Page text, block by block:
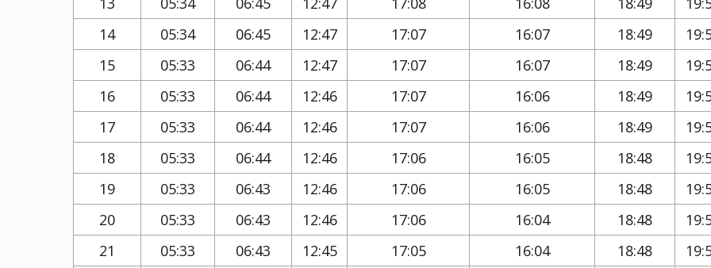
14
05:34 06:45 12:47 17:07 16:07 18:49
15
05:33 06:44 12:47 17:07 16:07 18:49
16
05:33 06:44 12:46 17:07 16:06 18:49
17
05:33 06:44 12:46 17:07 16:06 18:49
18
05:33 06:44 12:46 17:06 16:05 18:48
19
05:33 06:43 12:46 17:06 16:05 18:48
20
05:33 06:43 12:46 17:06 16:04 18:48
21
05:33 06:43 12:45 17:05 16:04 18:48